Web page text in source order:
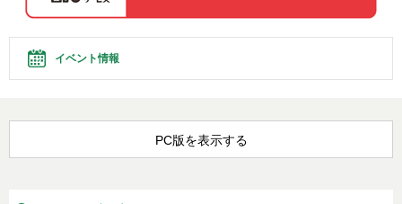
イベント情報
PC版を表示する